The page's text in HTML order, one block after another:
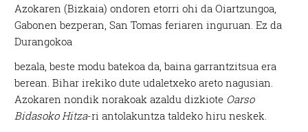
Azokaren (Bizkaia) ondoren etorri ohi da Oiartzungoa,
Gabonen bezperan, San Tomas feriaren inguruan. Ez da
Durangokoa
bezala, beste modu batekoa da, baina garrantzitsua era
berean. Bihar irekiko dute udaletxeko areto nagusian.
Azokaren nondik norakoak azaldu dizkiote Oarso
Bidasoko Hitza-ri antolakuntza taldeko hiru neskek.